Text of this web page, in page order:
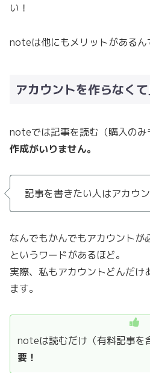
い！
noteは他にもメリットがあるん
アカウントを作らなく
noteでは記事を読む（購入のみ
作成がいりません。
記事を書きたい人はアカウ
なんでもかんでもアカウントが
というワードがあるほど。
実際、私もアカウントどんだけ
ます。
noteは読むだけ（有料記事を
要！